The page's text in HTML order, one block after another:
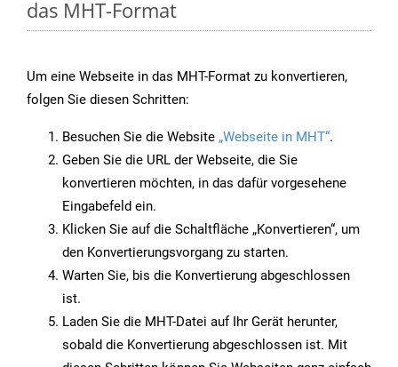
das MHT-Format
Um eine Webseite in das MHT-Format zu konvertieren,
folgen Sie diesen Schritten:
Besuchen Sie die Website „Webseite in MHT“.
Geben Sie die URL der Webseite, die Sie
konvertieren möchten, in das dafür vorgesehene
Eingabefeld ein.
Klicken Sie auf die Schaltfläche „Konvertieren“, um
den Konvertierungsvorgang zu starten.
Warten Sie, bis die Konvertierung abgeschlossen
ist.
Laden Sie die MHT-Datei auf Ihr Gerät herunter,
sobald die Konvertierung abgeschlossen ist. Mit